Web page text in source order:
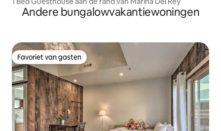
Andere bungalowvakantiewoningen
Favoriet van gasten
Favoriet van gasten